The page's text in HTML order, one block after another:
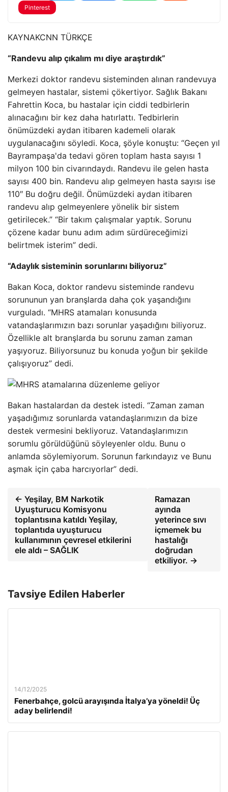
Pinterest
KAYNAKCNN TÜRKÇE
“Randevu alıp çıkalım mı diye araştırdık”
Merkezi doktor randevu sisteminden alınan randevuya
gelmeyen hastalar, sistemi çökertiyor. Sağlık Bakanı
Fahrettin Koca, bu hastalar için ciddi tedbirlerin
alınacağını bir kez daha hatırlattı. Tedbirlerin
önümüzdeki aydan itibaren kademeli olarak
uygulanacağını söyledi. Koca, şöyle konuştu: “Geçen yıl
Bayrampaşa'da tedavi gören toplam hasta sayısı 1
milyon 100 bin civarındaydı. Randevu ile gelen hasta
sayısı 400 bin. Randevu alıp gelmeyen hasta sayısı ise
110″ Bu doğru değil. Önümüzdeki aydan itibaren
randevu alıp gelmeyenlere yönelik bir sistem
getirilecek.” “Bir takım çalışmalar yaptık. Sorunu
çözene kadar bunu adım adım sürdüreceğimizi
belirtmek isterim” dedi.
“Adaylık sisteminin sorunlarını biliyoruz”
Bakan Koca, doktor randevu sisteminde randevu
sorununun yan branşlarda daha çok yaşandığını
vurguladı. “MHRS atamaları konusunda
vatandaşlarımızın bazı sorunlar yaşadığını biliyoruz.
Özellikle alt branşlarda bu sorunu zaman zaman
yaşıyoruz. Biliyorsunuz bu konuda yoğun bir şekilde
çalışıyoruz” dedi.
Bakan hastalardan da destek istedi. “Zaman zaman
yaşadığımız sorunlarda vatandaşlarımızın da bize
destek vermesini bekliyoruz. Vatandaşlarımızın
sorumlu görüldüğünü söyleyenler oldu. Bunu o
anlamda söylemiyorum. Sorunun farkındayız ve Bunu
aşmak için çaba harcıyorlar” dedi.
← Yeşilay, BM Narkotik
Uyuşturucu Komisyonu
toplantısına katıldı Yeşilay,
toplantıda uyuşturucu
kullanımının çevresel etkilerini
ele aldı – SAĞLIK
Ramazan
ayında
yeterince sıvı
içmemek bu
hastalığı
doğrudan
etkiliyor. →
Tavsiye Edilen Haberler
14/12/2025
Fenerbahçe, golcü arayışında İtalya’ya yöneldi! Üç
aday belirlendi!